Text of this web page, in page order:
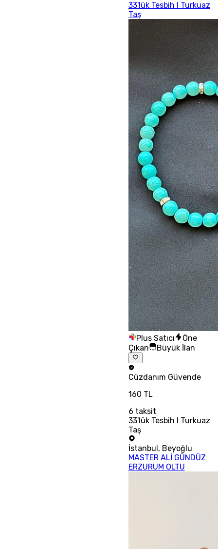
33'lük Tesbih I Turkuaz
Taş
Plus Satıcı
Öne
Çıkan
Büyük İlan
Cüzdanım Güvende
160 TL
6 taksit
33'lük Tesbih I Turkuaz
Taş
İstanbul , Beyoğlu
MASTER ALİ GÜNDÜZ
ERZURUM OLTU